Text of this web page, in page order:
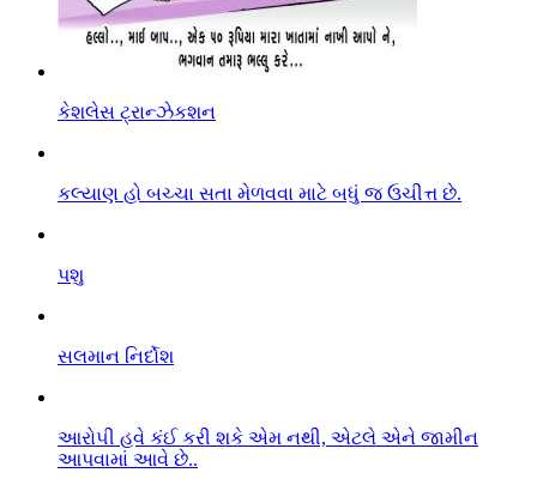
કેશલેસ ટ્રાન્ઝેકશન
કલ્યાણ હો બચ્ચા સતા મેળવવા માટે બધું જ ઉચીત્ત છે.
પશુ
સલમાન નિર્દોશ
આરો૫ી હવે કંઈ કરી શકે એમ નથી, એટલે એને જામીન
આપવામાં આવે છે..